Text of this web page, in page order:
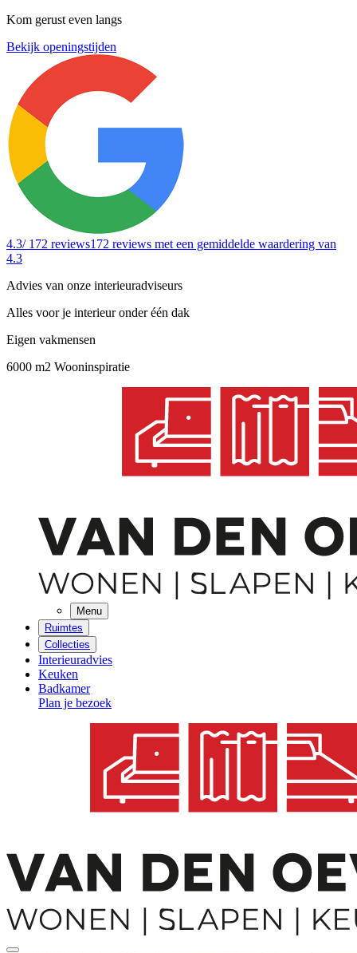
Kom gerust even langs
Bekijk openingstijden
4.3/ 172 reviews172 reviews met een gemiddelde waardering van
4.3
Advies van onze interieuradviseurs
Alles voor je interieur onder één dak
Eigen vakmensen
6000 m2 Wooninspiratie
Menu
Ruimtes
Collecties
Interieuradvies
Keuken
Badkamer
Plan je bezoek